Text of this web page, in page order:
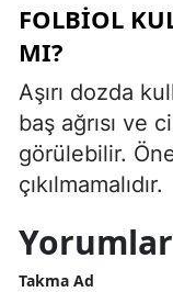
FOLBIOL
MI?
Aşırı dozda
baş ağrısı ve
görülebilir.
çıkılmamalıdır.
Yorumlar
Takma Ad